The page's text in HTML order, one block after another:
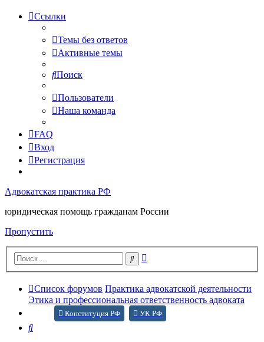
Ссылки
Темы без ответов
Активные темы
Поиск
Пользователи
Наша команда
FAQ
Вход
Регистрация
Адвокатская практика РФ
юридическая помощь гражданам России
Пропустить
Поиск
Список форумов Практика адвокатской деятельности
Этика и профессиональная ответственность адвоката
Конституция РФ УК РФ
Поиск